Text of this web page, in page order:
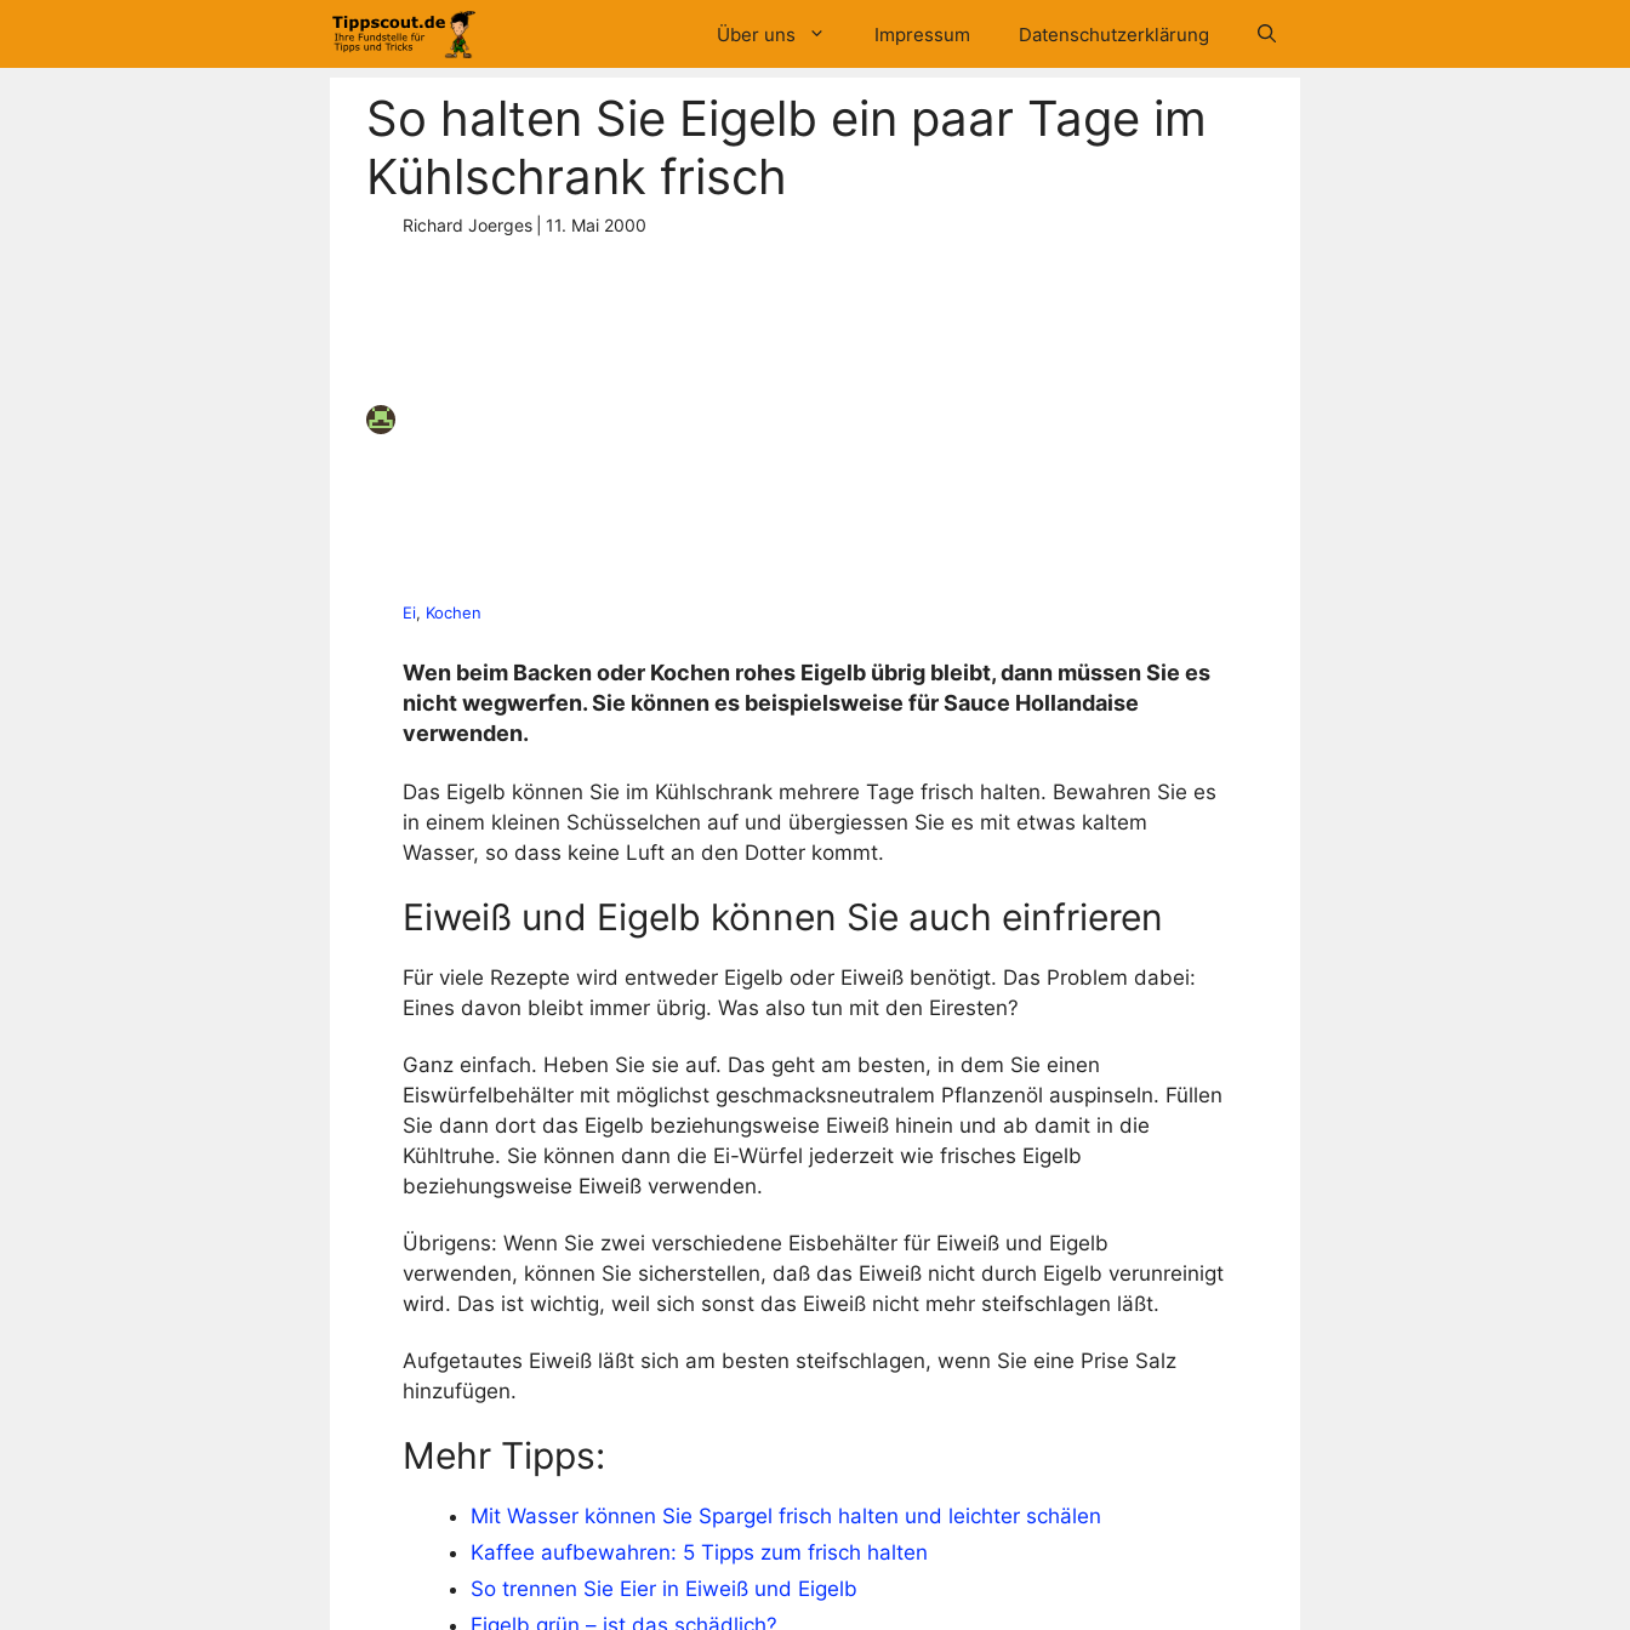
springen
Über uns Impressum Datenschutzerklärung
So halten Sie Eigelb ein paar Tage im
Kühlschrank frisch
Richard Joerges 11. Mai 2000
Ei, Kochen
Wen beim Backen oder Kochen rohes Eigelb übrig bleibt, dann müssen Sie es
nicht wegwerfen. Sie können es beispielsweise für Sauce Hollandaise
verwenden.
Das Eigelb können Sie im Kühlschrank mehrere Tage frisch halten. Bewahren Sie es
in einem kleinen Schüsselchen auf und übergiessen Sie es mit etwas kaltem
Wasser, so dass keine Luft an den Dotter kommt.
Eiweiß und Eigelb können Sie auch einfrieren
Für viele Rezepte wird entweder Eigelb oder Eiweiß benötigt. Das Problem dabei:
Eines davon bleibt immer übrig. Was also tun mit den Eiresten?
Ganz einfach. Heben Sie sie auf. Das geht am besten, in dem Sie einen
Eiswürfelbehälter mit möglichst geschmacksneutralem Pflanzenöl auspinseln. Füllen
Sie dann dort das Eigelb beziehungsweise Eiweiß hinein und ab damit in die
Kühltruhe. Sie können dann die Ei-Würfel jederzeit wie frisches Eigelb
beziehungsweise Eiweiß verwenden.
Übrigens: Wenn Sie zwei verschiedene Eisbehälter für Eiweiß und Eigelb
verwenden, können Sie sicherstellen, daß das Eiweiß nicht durch Eigelb verunreinigt
wird. Das ist wichtig, weil sich sonst das Eiweiß nicht mehr steifschlagen läßt.
Aufgetautes Eiweiß läßt sich am besten steifschlagen, wenn Sie eine Prise Salz
hinzufügen.
Mehr Tipps:
Mit Wasser können Sie Spargel frisch halten und leichter schälen
Kaffee aufbewahren: 5 Tipps zum frisch halten
So trennen Sie Eier in Eiweiß und Eigelb